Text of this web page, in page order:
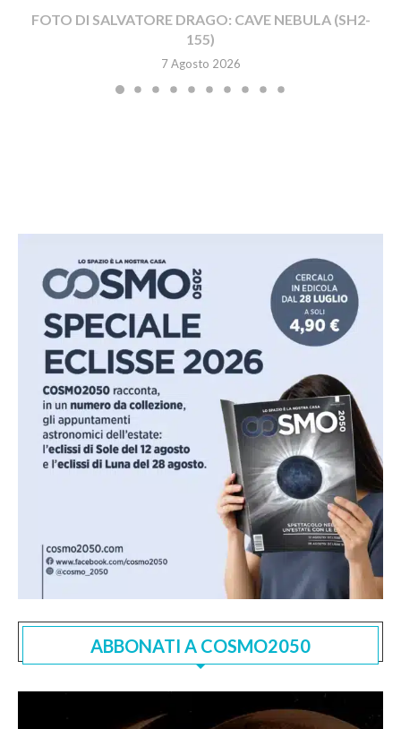
FOTO DI SALVATORE DRAGO: CAVE NEBULA (SH2-
155)
7 Agosto 2026
ABBONATI A COSMO2050